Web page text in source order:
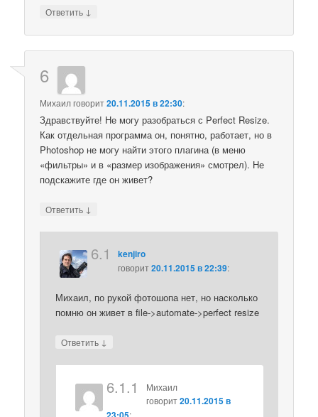
Ответить ↓
6
Михаилговорит20.11.2015 в 22:30:
Здравствуйте! Не могу разобраться с Perfect Resize.
Как отдельная программа он, понятно, работает, но в
Photoshop не могу найти этого плагина (в меню
«фильтры» и в «размер изображения» смотрел). Не
подскажите где он живет?
Ответить ↓
6.1 kenjiro
говорит 20.11.2015 в 22:39:
Михаил, по рукой фотошопа нет, но насколько
помню он живет в file->automate->perfect resize
Ответить ↓
6.1.1
Михаил
говорит20.11.2015 в
: